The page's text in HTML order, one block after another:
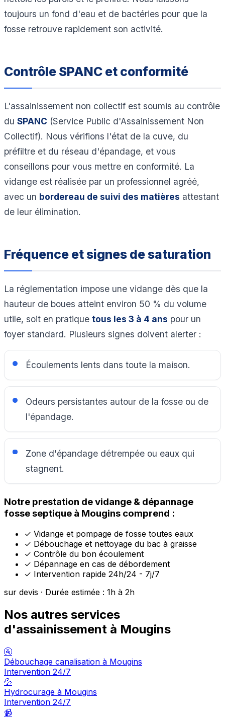
toujours un fond d'eau et de bactéries pour que la
fosse retrouve rapidement son activité.
Contrôle SPANC et conformité
L'assainissement non collectif est soumis au contrôle
du SPANC (Service Public d'Assainissement Non
Collectif). Nous vérifions l'état de la cuve, du
préfiltre et du réseau d'épandage, et vous
conseillons pour vous mettre en conformité. La
vidange est réalisée par un professionnel agréé,
avec un bordereau de suivi des matières attestant
de leur élimination.
Fréquence et signes de saturation
La réglementation impose une vidange dès que la
hauteur de boues atteint environ 50 % du volume
utile, soit en pratique tous les 3 à 4 ans pour un
foyer standard. Plusieurs signes doivent alerter :
Écoulements lents dans toute la maison.
Odeurs persistantes autour de la fosse ou de
l'épandage.
Zone d'épandage détrempée ou eaux qui
stagnent.
Notre prestation de vidange & dépannage
fosse septique à Mougins comprend :
✓ Vidange et pompage de fosse toutes eaux
✓ Débouchage et nettoyage du bac à graisse
✓ Contrôle du bon écoulement
✓ Dépannage en cas de débordement
✓ Intervention rapide 24h/24 - 7j/7
sur devis · Durée estimée : 1h à 2h
Nos autres services
d'assainissement à Mougins
🚰
Débouchage canalisation à Mougins
Intervention 24/7
💦
Hydrocurage à Mougins
Intervention 24/7
📹